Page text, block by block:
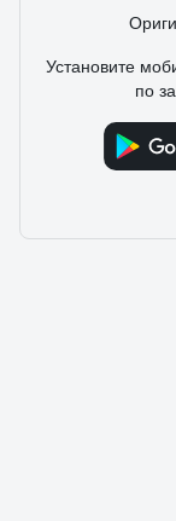
Установите
по